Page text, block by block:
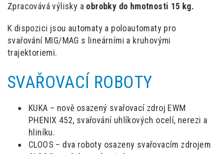
Zpracovává výlisky a obrobky do hmotnosti 15 kg.
K dispozici jsou automaty a poloautomaty pro
svařování MIG/MAG s lineárními a kruhovými
trajektoriemi.
SVAŘOVACÍ ROBOTY
KUKA – nově osazený svařovací zdroj EWM
PHENIX 452, svařování uhlíkových ocelí, nerezi a
hliníku.
CLOOS – dva roboty osazeny svařovacím zdrojem